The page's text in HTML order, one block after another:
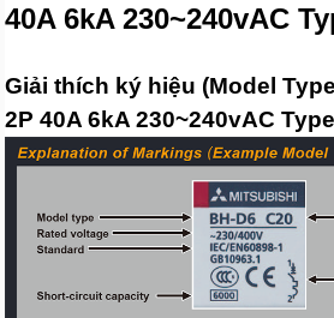
40A 6kA 230~240vAC
Giải thích ký hiệu (Model
2P 40A 6kA 230~240vAC